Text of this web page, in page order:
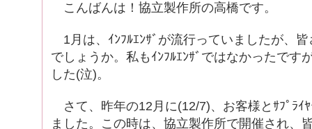
こんばんは！協立製作所の高橋です。
1月は、ｲﾝﾌﾙｴﾝｻﾞが流行っていましたが、
でしょうか。私もｲﾝﾌﾙｴﾝｻﾞではなかったです
した(泣)。
さて、昨年の12月に(12/7)、お客様とｻﾌﾟﾗｲ
ました。この時は、協立製作所で開催され、